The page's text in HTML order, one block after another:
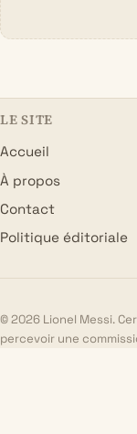
LE SITE
Accueil
À propos
Contact
Politique éditoriale
© 2026 Lionel Messi.
percevoir une